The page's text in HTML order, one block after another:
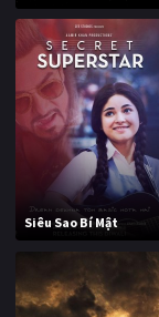
Siêu Sao Bí Mật